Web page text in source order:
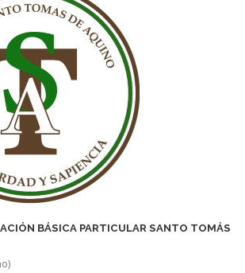
BÁSICA PARTICULAR SANTO TOMÁS